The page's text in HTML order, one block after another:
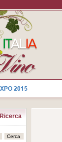
Ricerca